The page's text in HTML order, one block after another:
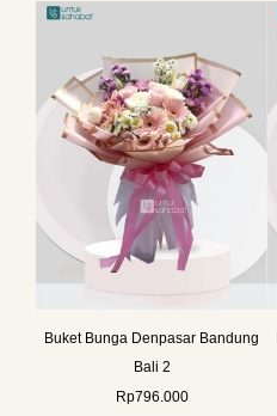
Buket Bunga Denpasar Bandung
Bali 2
Rp796.000